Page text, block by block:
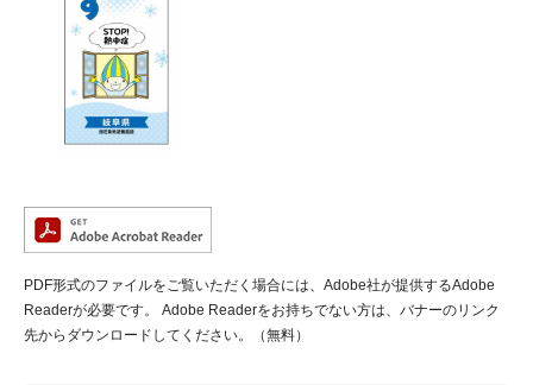
PDF形式のファイルをご覧いただく場合には、Adobe社が提供するAdobe
Readerが必要です。
Adobe Readerをお持ちでない方は、バナーのリンク
先からダウンロードしてください。（無料）